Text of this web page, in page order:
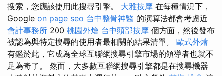
搜索，您應該使用此搜尋引擎。 大雅按摩 在每種情況下，
Google on page seo 台中整骨神醫 的演算法都會考慮近
會計事務所 200 桃園外燴 台中頭部按摩 個方面，然後發布
被認為與特定搜尋的使用者最相關的結果清單。 歐式外燴
有鑑於此，它成為全球互聯網搜尋引擎市場的領導者也就不
足為奇了。 然而，大多數互聯網搜尋引擎都是在搜尋機器